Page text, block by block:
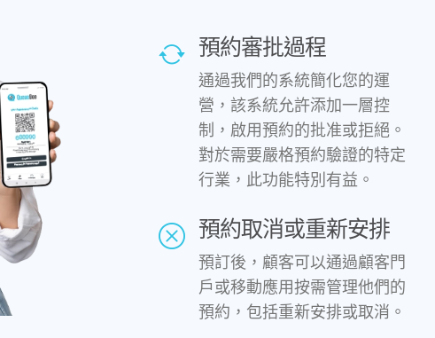
預約審批過程
通過我們的系統簡化您的運
營，該系統允許添加一層控
制，啟用預約的批准或拒絕。
對於需要嚴格預約驗證的特定
行業，此功能特別有益。
預約取消或重新安排
預訂後，顧客可以通過顧客門
戶或移動應用按需管理他們的
預約，包括重新安排或取消。